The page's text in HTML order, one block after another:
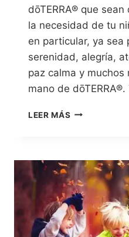
dōTERRA® que
la necesidad de tu
en particular, ya sea
serenidad, alegría,
paz calma y
mano de
LEER MÁS